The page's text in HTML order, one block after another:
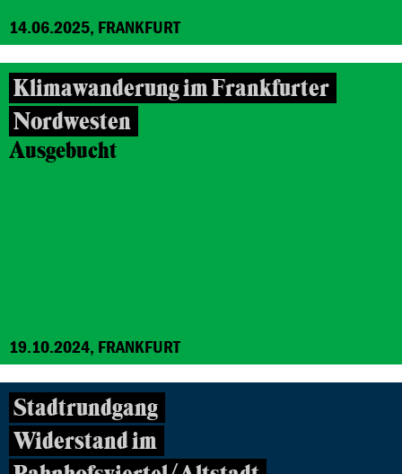
14.06.2025, FRANKFURT
Klimawanderung im Frankfurter
Nordwesten
Ausgebucht
19.10.2024, FRANKFURT
Stadtrundgang
Widerstand im